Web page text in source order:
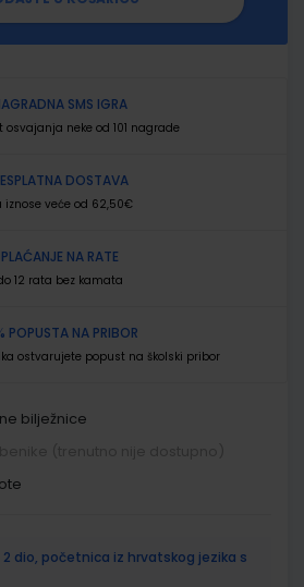
SMS IGRA
osvajanja neke od 101 nagrade
DOSTAVA
iznose veće od 62,50€
PLAĆANJE NA RATE
12 rata bez kamata
POPUSTA NA PRIBOR
ostvarujete popust na školski pribor
bilježnice
i 2 dio, početnica iz hrvatskog jezika s